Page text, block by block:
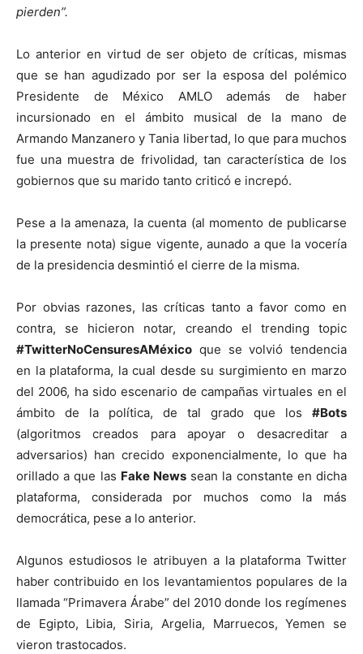
pierden”.
Lo anterior en virtud de ser objeto de críticas, mismas
que se han agudizado por ser la esposa del polémico
Presidente de México AMLO además de haber
incursionado en el ámbito musical de la mano de
Armando Manzanero y Tania libertad, lo que para muchos
fue una muestra de frivolidad, tan característica de los
gobiernos que su marido tanto criticó e increpó.
Pese a la amenaza, la cuenta (al momento de publicarse
la presente nota) sigue vigente, aunado a que la vocería
de la presidencia desmintió el cierre de la misma.
Por obvias razones, las críticas tanto a favor como en
contra, se hicieron notar, creando el trending topic
#TwitterNoCensuresAMéxico que se volvió tendencia
en la plataforma, la cual desde su surgimiento en marzo
del 2006, ha sido escenario de campañas virtuales en el
ámbito de la política, de tal grado que los #Bots
(algoritmos creados para apoyar o desacreditar a
adversarios) han crecido exponencialmente, lo que ha
orillado a que las Fake News sean la constante en dicha
plataforma, considerada por muchos como la más
democrática, pese a lo anterior.
Algunos estudiosos le atribuyen a la plataforma Twitter
haber contribuido en los levantamientos populares de la
llamada “Primavera Árabe” del 2010 donde los regímenes
de Egipto, Libia, Siria, Argelia, Marruecos, Yemen se
vieron trastocados.